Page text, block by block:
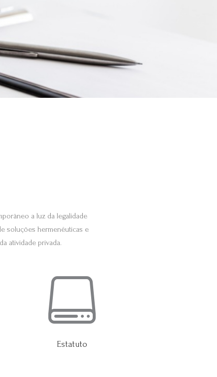
a luz da legalidade
soluções hermenêuticas e
atividade privada.

Estatuto